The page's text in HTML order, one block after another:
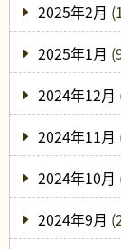
2025年2月
2025年1月
2024年12月
2024年11月
2024年10月
2024年9月